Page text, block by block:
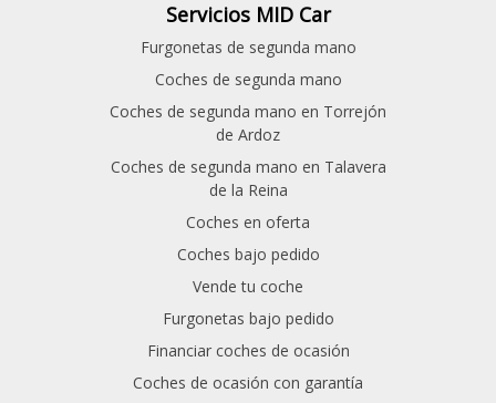
Servicios MID Car
Furgonetas de segunda mano
Coches de segunda mano
Coches de segunda mano en Torrejón
de Ardoz
Coches de segunda mano en Talavera
de la Reina
Coches en oferta
Coches bajo pedido
Vende tu coche
Furgonetas bajo pedido
Financiar coches de ocasión
Coches de ocasión con garantía